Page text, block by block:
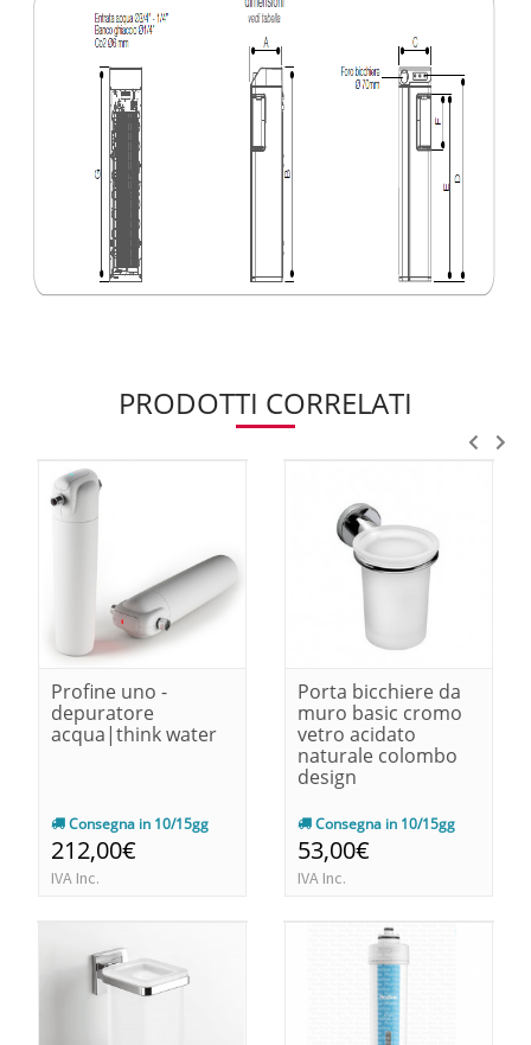
PRODOTTI CORRELATI
Profine uno -
depuratore
acqua|think water
Consegna in 10/15gg
212,00€
IVA Inc.
Porta bicchiere da
muro basic cromo
vetro acidato
naturale colombo
design
Consegna in 10/15gg
53,00€
IVA Inc.